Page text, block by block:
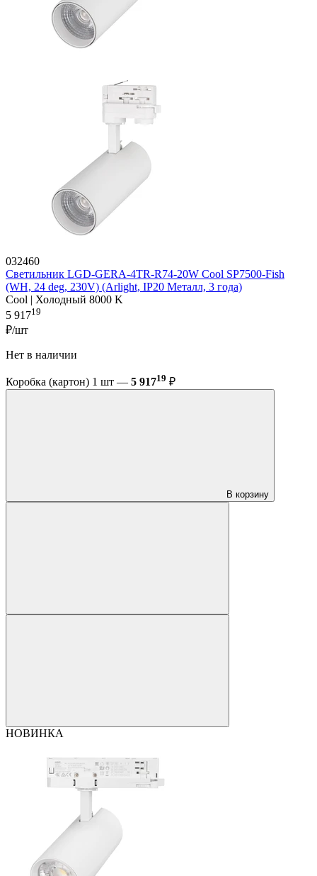
032460
Светильник LGD-GERA-4TR-R74-20W Cool SP7500-Fish
(WH, 24 deg, 230V) (Arlight, IP20 Металл, 3 года)
Cool | Холодный 8000 K
5 91719
₽/шт
Нет в наличии
Коробка (картон) 1 шт — 5 91719 ₽
В корзину
НОВИНКА